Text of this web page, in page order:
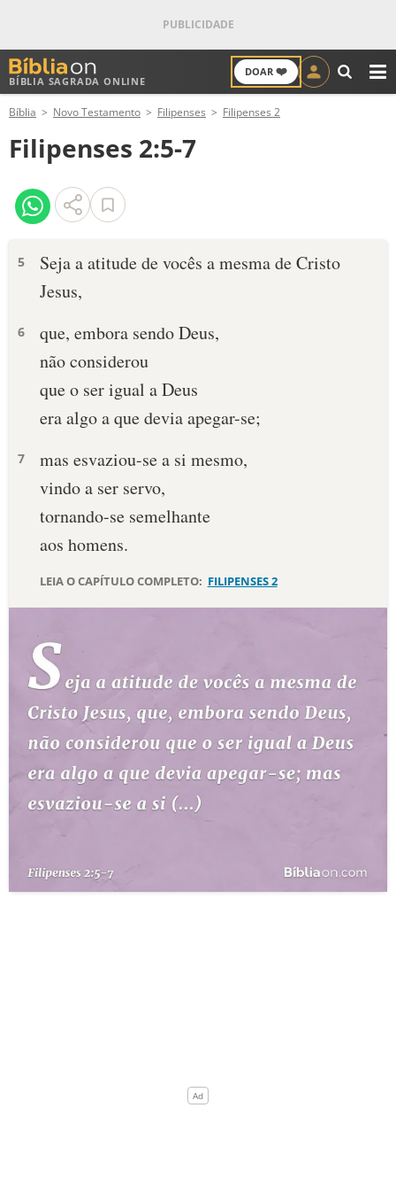
BÍBLIA SAGRADA ONLINE
DOAR ❤️
ANTIGO TESTAMENTO
NOVO TESTAMENTO
VERSÍCULOS
PALAVRA DO DIA
SALMO DO DIA
DEVOCIONAL DIÁRIO
10 MANDAMENTOS
ESBOÇOS DE PREGAÇÃO
PERGUNTE À BÍBLIA IA
TERMO BÍBLICO
QUEM SOMOS
LOJA BÍBLIAON
Bíblia Novo Testamento Filipenses Filipenses 2
Filipenses 2:5-7
5
Seja a atitude de vocês a mesma de Cristo
Jesus,
6
que, embora sendo Deus,
não considerou
que o ser igual a Deus
era algo a que devia apegar-se;
7
mas esvaziou-se a si mesmo,
vindo a ser servo,
tornando-se semelhante
aos homens.
LEIA O CAPÍTULO COMPLETO: FILIPENSES 2